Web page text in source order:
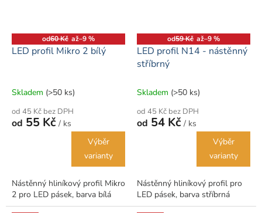
od60 Kč až–9 %
LED profil Mikro 2 bílý
Skladem (>50 ks)
od 45 Kč bez DPH
od 55 Kč / ks
Výběr
varianty
Nástěnný hliníkový profil Mikro
2 pro LED pásek, barva bílá
od59 Kč až–9 %
LED profil N14 - nástěnný
stříbrný
Skladem (>50 ks)
od 45 Kč bez DPH
od 54 Kč / ks
Výběr
varianty
Nástěnný hliníkový profil pro
LED pásek, barva stříbrná